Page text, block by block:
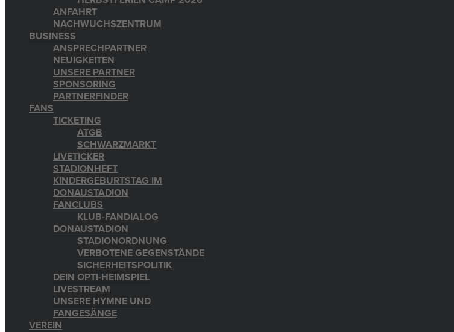
ANFAHRT
NACHWUCHSZENTRUM
BUSINESS
ANSPRECHPARTNER
NEUIGKEITEN
UNSERE PARTNER
SPONSORING
PARTNERFINDER
FANS
TICKETING
ATGB
SCHWARZMARKT
LIVETICKER
STADIONHEFT
KINDERGEBURTSTAG IM
DONAUSTADION
FANCLUBS
KLUB-FANDIALOG
DONAUSTADION
STADIONORDNUNG
VERBOTENE GEGENSTÄNDE
SICHERHEITSPOLITIK
DEIN OPTI-HEIMSPIEL
LIVESTREAM
UNSERE HYMNE UND
FANGESÄNGE
VEREIN